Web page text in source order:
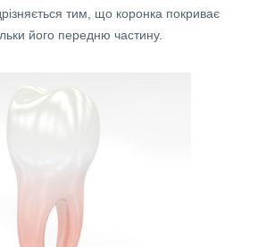
тим, що коронка покриває
його передню частину.